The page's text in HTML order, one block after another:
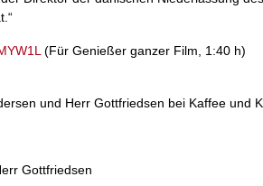
(Für Genießer ganzer Film, 1:40 h)
und Herr Gottfriedsen bei Kaffee und
Gottfriedsen